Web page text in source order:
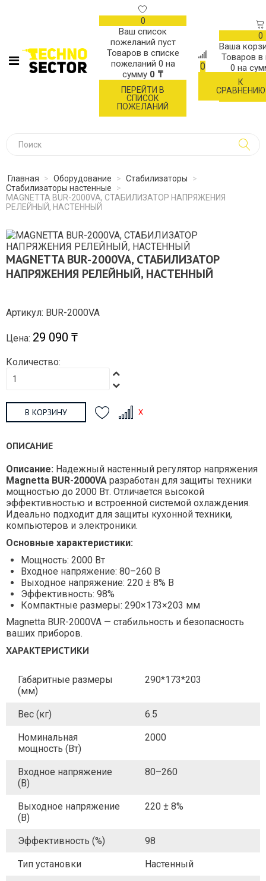
0
Ваш список
пожеланий пуст
Товаров в списке
пожеланий 0 на
сумму 0 ₸
ПЕРЕЙТИ В
СПИСОК
ПОЖЕЛАНИЙ
0
К
СРАВНЕНИЮ
0
Ваша
Товаров в
0 на
Главная > Оборудование > Стабилизаторы
>
Стабилизаторы настенные
>
MAGNETTA BUR-2000VA, СТАБИЛИЗАТОР НАПРЯЖЕНИЯ
РЕЛЕЙНЫЙ, НАСТЕННЫЙ
MAGNETTA BUR-2000VA, СТАБИЛИЗАТОР
НАПРЯЖЕНИЯ РЕЛЕЙНЫЙ, НАСТЕННЫЙ
Артикул: BUR-2000VA
Цена: 29 090 ₸
Количество:
В КОРЗИНУ
ОПИСАНИЕ
Описание: Надежный настенный регулятор напряжения
Magnetta BUR-2000VA разработан для защиты техники
мощностью до 2000 Вт. Отличается высокой
эффективностью и встроенной системой охлаждения.
Идеально подходит для защиты кухонной техники,
компьютеров и электроники.
Основные характеристики:
Мощность: 2000 Вт
Входное напряжение: 80–260 В
Выходное напряжение: 220 ± 8% В
Эффективность: 98%
Компактные размеры: 290×173×203 мм
Magnetta BUR-2000VA — стабильность и безопасность
ваших приборов.
ХАРАКТЕРИСТИКИ
Габаритные размеры
(мм)
290*173*203
Вес (кг) 6.5
Номинальная
мощность (Вт)
2000
Входное напряжение
(В)
80–260
Выходное напряжение
(В)
220 ± 8%
Эффективность (%) 98
Тип установки Настенный